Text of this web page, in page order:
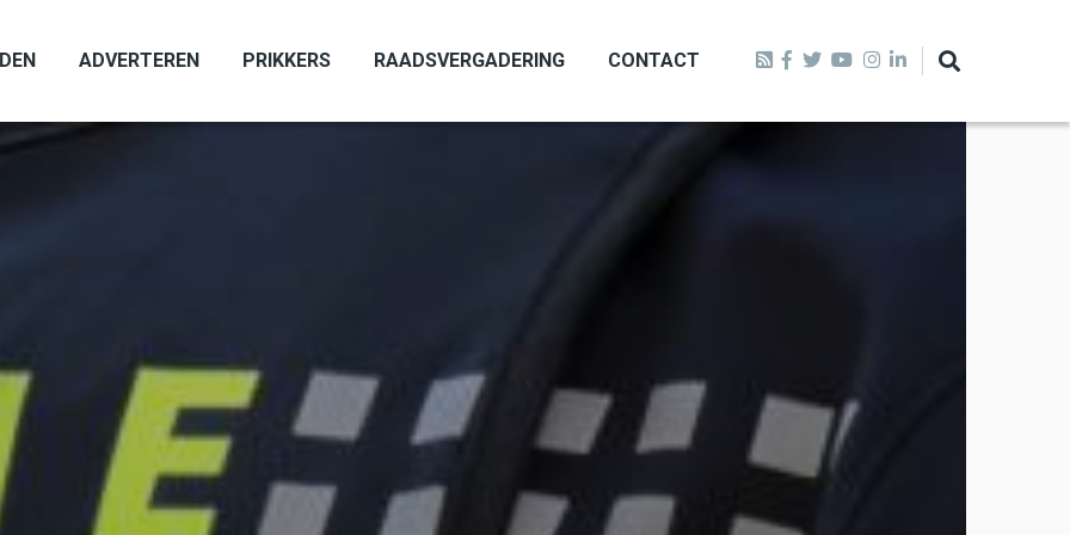
ADVERTEREN PRIKKERS RAADSVERGADERING CONTACT